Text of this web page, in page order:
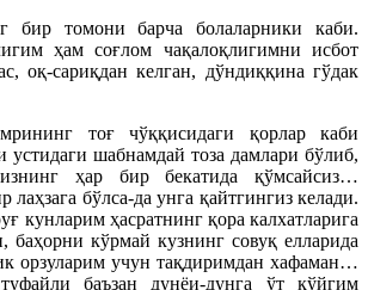
бир томони барча болаларники каби.
ҳам соғлом чақалоқлигимни исбот
оқ-сариқдан келган, дўн­диқ­қина гўдак
тоғ чўққисидаги қорлар каби
устидаги шабнамдай тоза дамлари бўлиб,
ҳар бир бекатида қўмсайсиз…
лаҳзага бўлса-да унга қайтгингиз келади.
кунларим ҳасратнинг қора калхатларига
баҳорни кўрмай кузнинг совуқ елларида
орзуларим учун тақдиримдан хафаман…
баъзан дунёи-дунга ўт қўйгим